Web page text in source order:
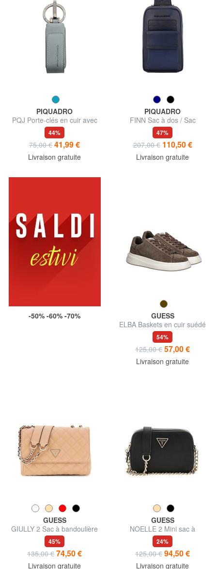
PIQUADRO
PQJ Porte-clés en cuir avec
clé USB
44%
75,00 € 41,99 €
Livraison gratuite
PIQUADRO
FINN Sac à dos / Sac
bandoulière en cuir
47%
207,00 € 110,50 €
Livraison gratuite
-50% -60% -70%
GUESS
ELBA Baskets en cuir suédé
54%
125,00 € 57,00 €
Livraison gratuite
GUESS
GIULLY 2 Sac à bandoulière
45%
135,00 € 74,50 €
Livraison gratuite
GUESS
NOELLE 2 Mini sac à
bandoulière pour appareil
photo
24%
125,00 € 94,50 €
Livraison gratuite